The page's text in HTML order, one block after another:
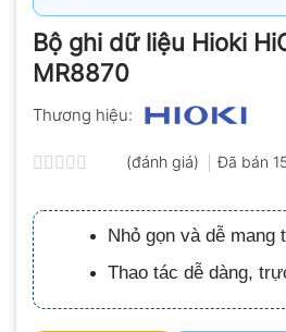
Bộ ghi dữ liệu Hioki
MR8870
Thương hiệu:
xếp
hạng
0.0
5
sao
(đánh giá) Đã bán
Nhỏ gọn và dễ mang
Thao tác dễ dàng,